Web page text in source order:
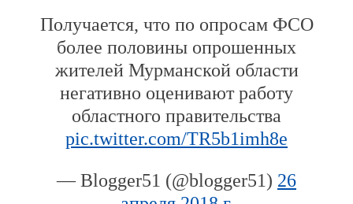
Получается, что по опросам ФСО
более половины опрошенных
жителей Мурманской области
негативно оценивают работу
областного правительства
pic.twitter.com/TR5b1imh8e
— Blogger51 (@blogger51) 26